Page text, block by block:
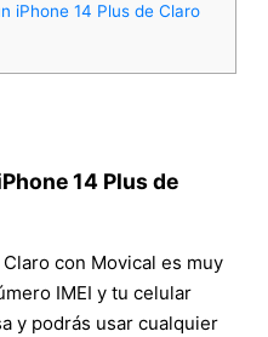
iPhone 14 Plus de Claro
14 Plus de
con Movical es muy
IMEI y tu celular
y podrás usar cualquier